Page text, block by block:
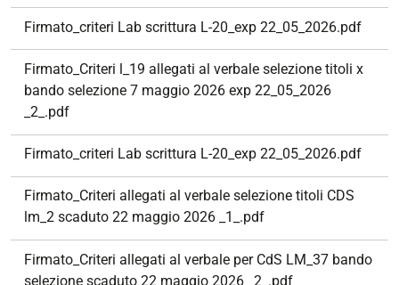
Firmato_criteri Lab scrittura L-20_exp 22_05_2026.pdf
Firmato_Criteri l_19 allegati al verbale selezione titoli x
bando selezione 7 maggio 2026 exp 22_05_2026
_2_.pdf
Firmato_criteri Lab scrittura L-20_exp 22_05_2026.pdf
Firmato_Criteri allegati al verbale selezione titoli CDS
lm_2 scaduto 22 maggio 2026 _1_.pdf
Firmato_Criteri allegati al verbale per CdS LM_37 bando
selezione scaduto 22 maggio 2026 _2_.pdf